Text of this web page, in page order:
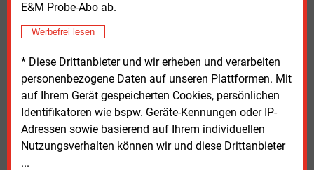
E&M Probe-Abo ab.
Werbefrei lesen
* Diese Drittanbieter und wir erheben und verarbeiten
personenbezogene Daten auf unseren Plattformen. Mit
auf Ihrem Gerät gespeicherten Cookies, persönlichen
Identifikatoren wie bspw. Geräte-Kennungen oder IP-
Adressen sowie basierend auf Ihrem individuellen
Nutzungsverhalten können wir und diese Drittanbieter
...
werden.
Energieverband für weniger Bürokratie
Der Bundesverband der Energie- und
Wasserwirtschaft (BDEW) begrüßte die Einigung
grundsätzlich. Hauptgeschäftsführerin Kerstin
Andreae erklärte, beschleunigte
Genehmigungsverfahren, eine bedarfsgerechte